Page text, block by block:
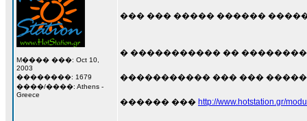
M���� ���: Oct 10,
2003
��������: 1679
����/����: Athens -
Greece
��� ��� ����� ������
� ����������� ��
����������� ��� ���
������ ��� http://www.hotstation.gr/